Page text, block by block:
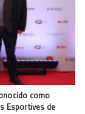
como
Esportives de